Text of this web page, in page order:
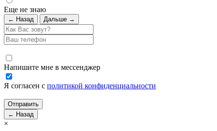
Еще не знаю
← Назад Дальше →
Напишите мне в мессенджер
Я согласен с политикой конфиденциальности
← Назад
×